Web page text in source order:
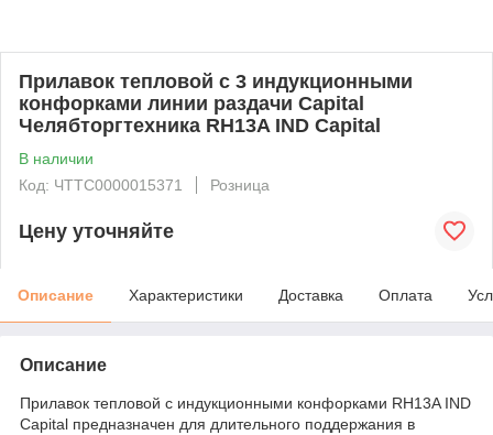
Прилавок тепловой с 3 индукционными
конфорками линии раздачи Capital
Челябторгтехника RH13A IND Capital
В наличии
Код: ЧТТС0000015371
Розница
Цену уточняйте
Описание Характеристики Доставка Оплата
Описание
Прилавок тепловой с индукционными конфорками RH13A IND
Capital предназначен для длительного поддержания в